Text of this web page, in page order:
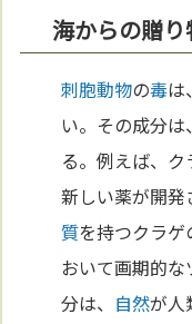
海からの贈
刺胞動物の毒は
い。その成分は
る。例えば、ク
新しい薬が開
質を持つクラゲ
おいて画期的
分は、 自然が人